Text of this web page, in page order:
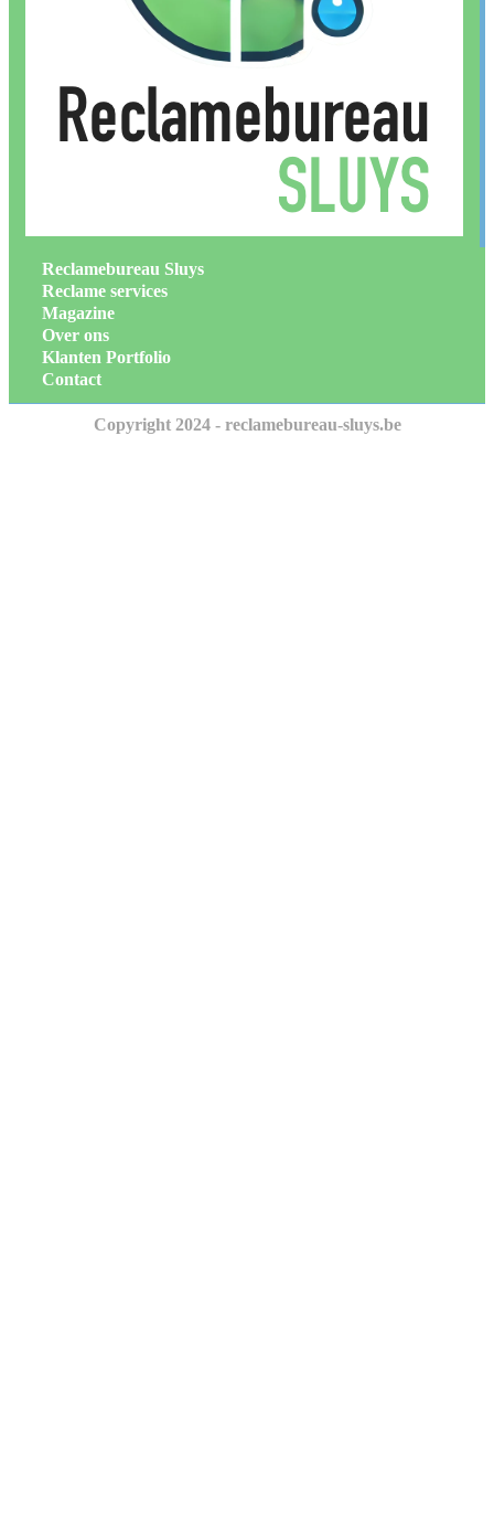
Reclamebureau Sluys
Reclame services
Magazine
Over ons
Klanten Portfolio
Contact
Copyright 2024 - reclamebureau-sluys.be